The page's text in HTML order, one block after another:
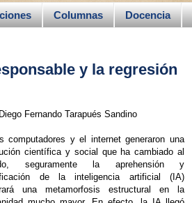
Columnas Docencia
y la regresión
Fernando Tarapués Sandino
computadores y el internet generaron una
científica y social que ha cambiado al
seguramente la aprehensión y
de la inteligencia artificial (IA)
una metamorfosis estructural en la